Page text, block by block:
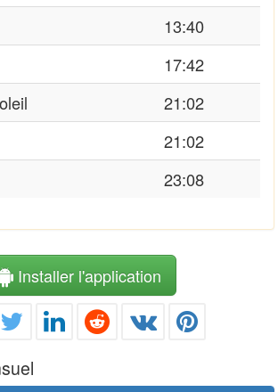
13:40
17:42
21:02
21:02
23:08
Installer l'application